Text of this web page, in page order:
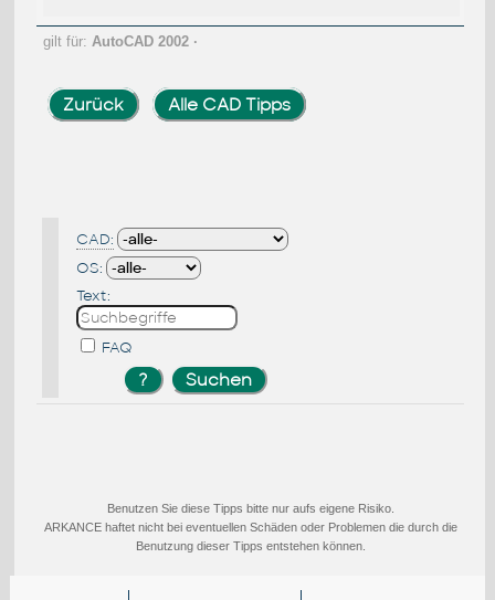
gilt für: AutoCAD 2002·
Zurück Alle CAD Tipps
CAD:
OS:
Text:
FAQ
Benutzen Sie diese Tipps bitte nur aufs eigene Risiko.
ARKANCE haftet nicht bei eventuellen Schäden oder Problemen die durch die
Benutzung dieser Tipps entstehen können.